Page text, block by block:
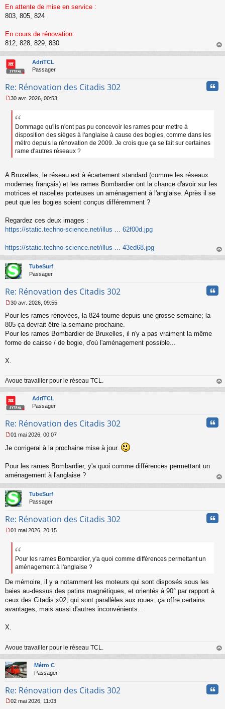
n
l
u
En attente de mise en service :
803, 805, 824
En cours de rénovation :
812, 828, 829, 830
au
AdriTCL
Passager
Re: Rénovation des Citadis 302
e
n
n
u
30 avr. 2026, 00:53
Dommage qu'ils n'ont pas pu concevoir les rames pour mettre à
disposition des sièges à l'anglaise à cause des bogies, comme dans les
métro depuis la rénovation de 2009. Je crois que ça se fait sur certaines
rame d'autres réseaux ?
A Bruxelles, le réseau est à écartement standard (comme les réseaux
modernes français) et les rames Bombardier ont la chance d'avoir sur les
motrices et nacelles porteuses un aménagement à l'anglaise. Après il se
peut que les bogies soient conçus différemment ?
Regardez ces deux images :
https://static.techno-science.net/illus ... 62f00d.jpg
https://static.techno-science.net/illus ... 43ed68.jpg
au
TubeSurf
Passager
Re: Rénovation des Citadis 302
e
s
g
l
u
30 avr. 2026, 09:55
Pour les rames rénovées, la 824 tourne depuis une grosse semaine; la
805 ça devrait être la semaine prochaine.
Pour les rames Bombardier de Bruxelles, il n'y a pas vraiment la même
forme de caisse / de bogie, d'où l'aménagement possible...
X.
Avoue travailler pour le réseau TCL.
au
AdriTCL
Passager
Re: Rénovation des Citadis 302
e
a
g
n
o
n
u
01 mai 2026, 00:07
Je corrigerai à la prochaine mise à jour.
Pour les rames Bombardier, y'a quoi comme différences permettant un
aménagement à l'anglaise ?
au
TubeSurf
Passager
Re: Rénovation des Citadis 302
e
g
e
n
n
l
01 mai 2026, 20:15
Pour les rames Bombardier, y'a quoi comme différences permettant un
aménagement à l'anglaise ?
De mémoire, il y a notamment les moteurs qui sont disposés sous les
baies au-dessus des patins magnétiques, et orientés à 90° par rapport à
ceux des Citadis x02, qui sont parallèles aux roues. ça offre certains
avantages, mais aussi d'autres inconvénients…
X.
Avoue travailler pour le réseau TCL.
au
Métro C
Passager
Re: Rénovation des Citadis 302
02 mai 2026, 11:03